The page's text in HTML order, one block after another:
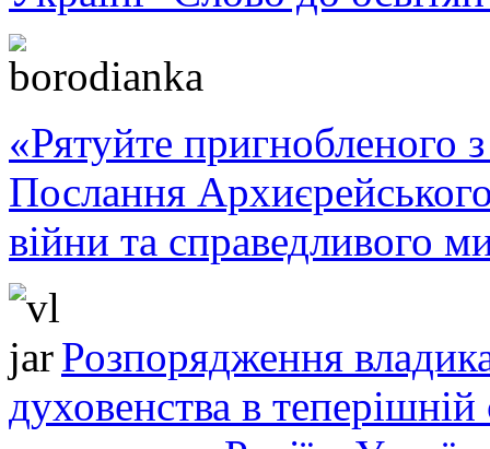
«Рятуйте пригнобленого
Послання
війни та справедливого
Розпорядження
духовенства в теперішній